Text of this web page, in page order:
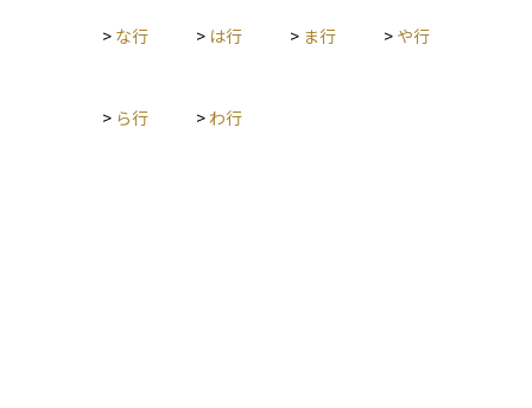
> な行 > は行 > ま行 > や行
> ら行 > わ行